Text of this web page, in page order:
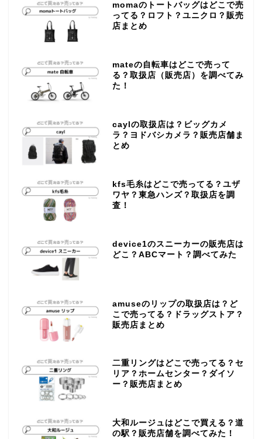
momaのトートバッグはどこで売
ってる？ロフト？ユニクロ？販売
店まとめ
mateの自転車はどこで売って
る？取扱店（販売店）を調べてみ
た！
caylの取扱店は？ビッグカメ
ラ？ヨドバシカメラ？販売店舗ま
とめ
kfs毛糸はどこで売ってる？ユザ
ワヤ？東急ハンズ？取扱店を調
査！
device1のスニーカーの販売店は
どこ？ABCマート？調べてみた
amuseのリップの取扱店は？ど
こで売ってる？ドラッグストア？
販売店まとめ
二重リングはどこで売ってる？セ
リア？ホームセンター？ダイソ
ー？販売店まとめ
大和ルージュはどこで買える？道
の駅？販売店舗を調べてみた！